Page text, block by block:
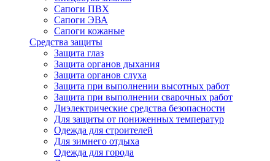
Сапоги ПВХ
Сапоги ЭВА
Сапоги кожаные
Средства защиты
Защита глаз
Защита органов дыхания
Защита органов слуха
Защита при выполнении высотных работ
Защита при выполнении сварочных работ
Диэлектрические средства безопасности
Для защиты от пониженных температур
Одежда для строителей
Для зимнего отдыха
Одежда для города